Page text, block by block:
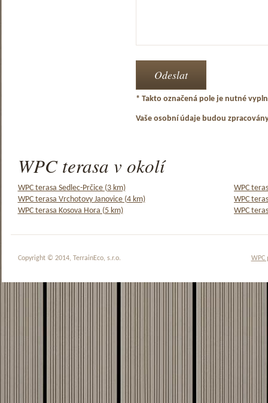
* Takto označená pole je nutné
Vaše osobní údaje budou
WPC terasa v okolí
WPC terasa Sedlec-Prčice (3 km)
WPC
WPC terasa Vrchotovy Janovice (4 km)
WPC
WPC terasa Kosova Hora (5 km)
WPC
WPC
Copyright © 2014, TerrainEco, s.r.o.